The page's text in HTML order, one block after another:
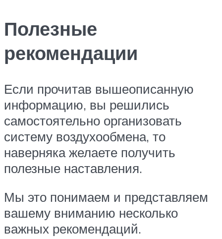
Полезные
рекомендации
Если прочитав вышеописанную
информацию, вы решились
самостоятельно организовать
систему воздухообмена, то
наверняка желаете получить
полезные наставления.
Мы это понимаем и представляем
вашему вниманию несколько
важных рекомендаций.